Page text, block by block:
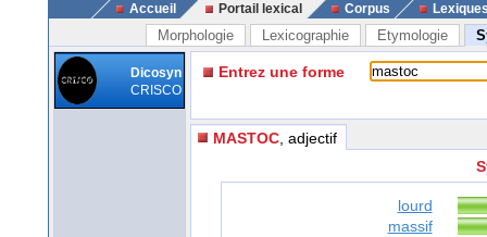
Accueil Portail lexical Corpus
Morphologie Lexicographie Etymologie
Dicosyn
CRISCO
Entrez une forme
MASTOC , adjectif
lourd
massif